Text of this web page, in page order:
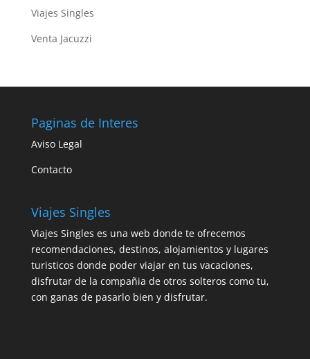
Viajes Singles
Venta Jacuzzi
Paginas de Interes
Aviso Legal
Contacto
Viajes Singles
Viajes Singles es una web donde te ofrecemos
recomendaciones, destinos, alojamientos y lugares
turisticos donde poder viajar en tus vacaciones,
disfrutar de la compañia de otros solteros como tu,
con ganas de pasarlo bien y disfrutar.